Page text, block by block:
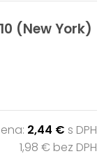
(New York)
2,44 € s DPH
1,98 € bez DPH